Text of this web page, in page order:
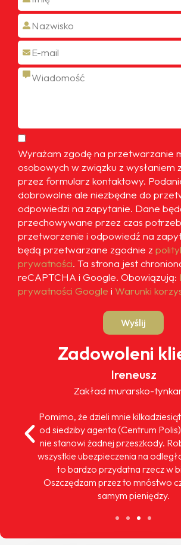
Wyrażam zgodę na przetwarzanie
osobowych w związku z wysłaniem
przez formularz kontaktowy.
dobrowolne ale niezbędne do
odpowiedzi na zapytanie. Dane
przechowywane przez czas
przetworzenie i odpowiedź na
będą przetwarzane zgodnie z
prywatności. Ta strona jest
reCAPTCHA i Google. Obowiązują:
prywatności Google i Warunki
Wyślij
Zadowoleni
Ireneusz
Zakład murarsko-
Pomimo, że dzieli mnie
od siedziby agenta (Centrum
nie stanowi żadnej przeszkody.
wszystkie ubezpieczenia na
to bardzo przydatna rzecz w
Oszczędzam przez to mnóstwo
samym pieniędzy.